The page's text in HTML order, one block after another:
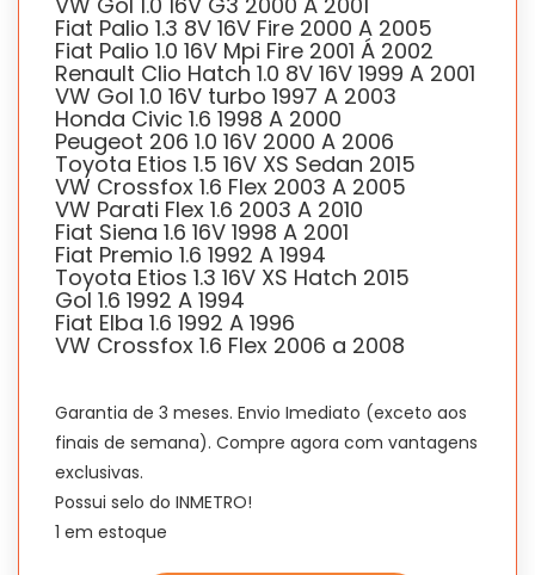
Fiat Palio 1.3 8V 16V Fire 2000 A 2005
Fiat Palio 1.0 16V Mpi Fire 2001 Á 2002
Renault Clio Hatch 1.0 8V 16V 1999 A 2001
VW Gol 1.0 16V turbo 1997 A 2003
Honda Civic 1.6 1998 A 2000
Peugeot 206 1.0 16V 2000 A 2006
Toyota Etios 1.5 16V XS Sedan 2015
VW Crossfox 1.6 Flex 2003 A 2005
VW Parati Flex 1.6 2003 A 2010
Fiat Siena 1.6 16V 1998 A 2001
Fiat Premio 1.6 1992 A 1994
Toyota Etios 1.3 16V XS Hatch 2015
Gol 1.6 1992 A 1994
Fiat Elba 1.6 1992 A 1996
VW Crossfox 1.6 Flex 2006 a 2008
Garantia de 3 meses. Envio Imediato (exceto aos
finais de semana). Compre agora com vantagens
exclusivas.
Possui selo do INMETRO!
1 em estoque